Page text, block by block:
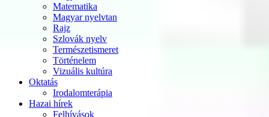
Matematika
Magyar nyelvtan
Rajz
Szlovák nyelv
Természetismeret
Történelem
Vizuális kultúra
Oktatás
Irodalomterápia
Hazai hírek
Felhívások